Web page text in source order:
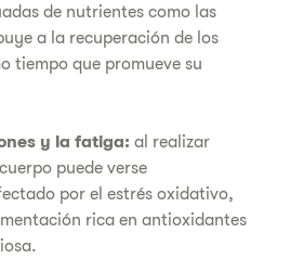
de nutrientes como las
a la recuperación de los
tiempo que promueve su
y la fatiga:al realizar
puede verse
por el estrés oxidativo,
rica en antioxidantes